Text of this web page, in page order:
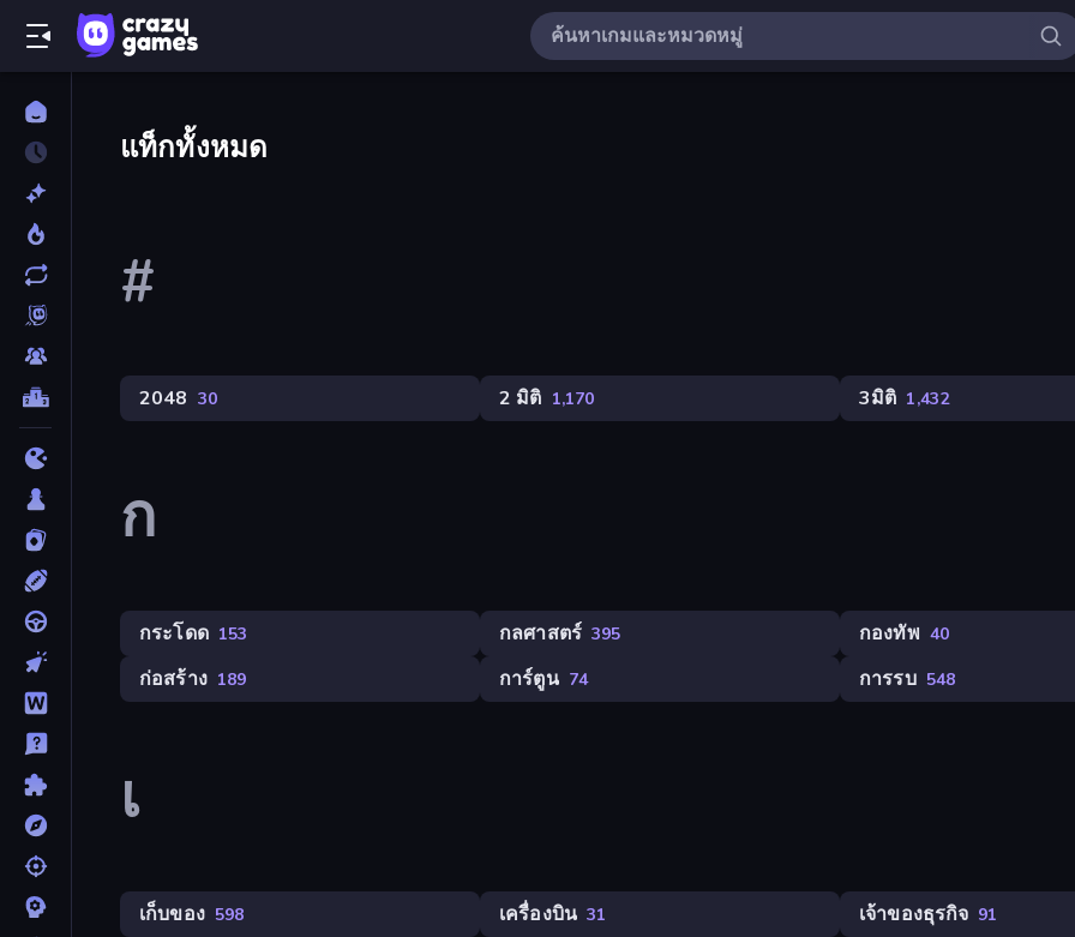
แท็กทั้งหมด
#
2048 30 2 มิติ 1,170 3มิติ 1,432
ก
กระโดด 153 กลศาสตร์ 395 กองทัพ 40
ก่อสร้าง 189 การ์ตูน 74 การรบ 548
เ
เก็บของ 598 เครื่องบิน 31 เจ้าของธุรกิจ 91